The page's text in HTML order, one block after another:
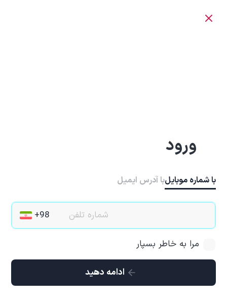
ورود
با شماره موبایلبا آدرس ایمیل
مرا به خاطر بسپار
ادامه دهید